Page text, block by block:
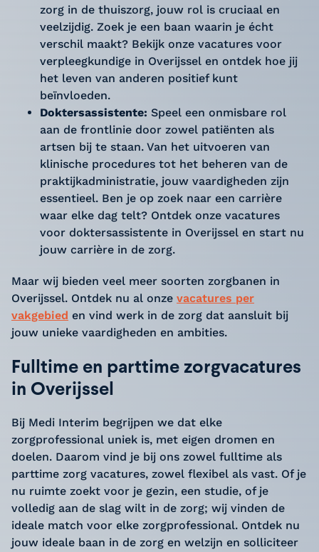
zorg in de thuiszorg, jouw rol is cruciaal en
veelzijdig. Zoek je een baan waarin je écht
verschil maakt? Bekijk onze vacatures voor
verpleegkundige in Overijssel en ontdek hoe jij
het leven van anderen positief kunt
beïnvloeden.
Doktersassistente: Speel een onmisbare rol
aan de frontlinie door zowel patiënten als
artsen bij te staan. Van het uitvoeren van
klinische procedures tot het beheren van de
praktijkadministratie, jouw vaardigheden zijn
essentieel. Ben je op zoek naar een carrière
waar elke dag telt? Ontdek onze vacatures
voor doktersassistente in Overijssel en start nu
jouw carrière in de zorg.
Maar wij bieden veel meer soorten zorgbanen in
Overijssel. Ontdek nu al onze vacatures per
vakgebied en vind werk in de zorg dat aansluit bij
jouw unieke vaardigheden en ambities.
Fulltime en parttime zorgvacatures
in Overijssel
Bij Medi Interim begrijpen we dat elke
zorgprofessional uniek is, met eigen dromen en
doelen. Daarom vind je bij ons zowel fulltime als
parttime zorg vacatures, zowel flexibel als vast. Of je
nu ruimte zoekt voor je gezin, een studie, of je
volledig aan de slag wilt in de zorg; wij vinden de
ideale match voor elke zorgprofessional. Ontdek nu
jouw ideale baan in de zorg en welzijn en solliciteer